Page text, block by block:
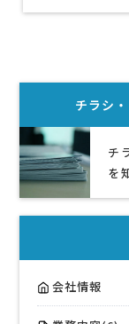
チラシ
チ
を
会社情報